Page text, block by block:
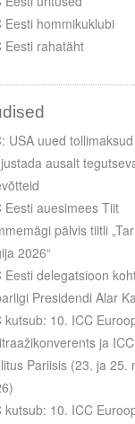
Eesti hommikuklubi
Eesti rahatäht
USA uued
ausalt
Eesti auesimees Tiit
pälvis tiitli
2026“
Eesti delegatsioon
Presidendi Alar
kutsub: 10. ICC
ja ICC
Pariisis (23. ja 25.
kutsub: 10. ICC